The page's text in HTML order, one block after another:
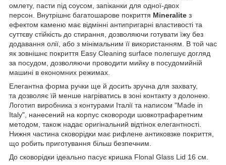
омлету, пасти під соусом, запіканки для одної-двох
персон. Внутрішнє багатошарове покриття Mineralite з
ефектом каменю має відмінні антипригарні властивості та
суттєву стійкість до стирання, дозволяючи готувати їжу без
додавання олії, або з мінімальним її використанням. В той час
як зовнішнє покриття Easy Cleaning surface полегшує догляд
за посудом, дозволяючи проводити мийку в посудомийній
машині в економних режимах.
Елегантна форма ручки ще й досить зручна для захвату,
та дозволяє їй менше нагріватись в зоні контакту з долонею.
Логотип виробника з контурами Італії та написом "Made in
Italy", нанесений на корпус сковороди шовкотрафаретним
методом, також надає оригінальний відтінок елегантності.
Нижня частина сковорідки має рифлене антиковзке покриття,
що робить приготування більш безпечним.
До сковорідки ідеально пасує кришка Flonal Glass Lid 16 см.